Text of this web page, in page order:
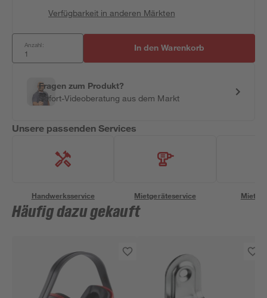
Verfügbarkeit in anderen Märkten
Anzahl: In den Warenkorb
Fragen zum Produkt?
Sofort-Videoberatung aus dem Markt
Unsere passenden Services
Handwerksservice Mietgeräteservice
Häufig dazu gekauft